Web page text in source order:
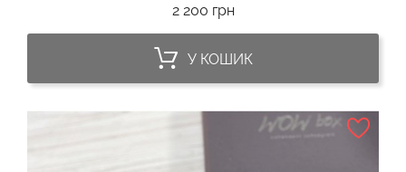
2 200 грнЦіна
У КОШИК